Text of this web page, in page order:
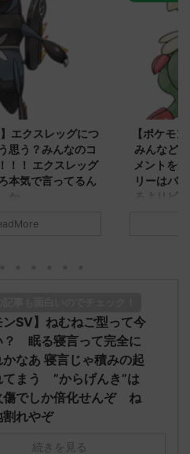
エクスレッグにつ
思う？みんなのコ
！！ エクスレッグ
本気で言ってるん
か
の記事 元のス
NwUu)
エクスレ
いいから助かる 名
名無しさん、君に
W b524-NwUu)
...
【ポケモ
みんなど
メントを
リーはバ
るよりビ
2023/06/
え忘れたガ
たラウドボ
しさん0624
決めた！ (ﾜ
ンSV】ねむねご型って今
？ 眠る寝言って完全に
なあ 寝言じゃ積みの起
てまう ”からげんき”は
傷でしか倍化せんぞ ね
れやぞ
続きを見る